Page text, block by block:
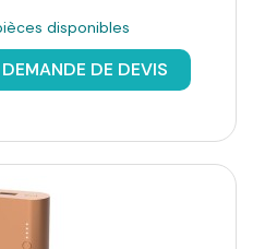
disponibles
DEMANDE DE DEVIS